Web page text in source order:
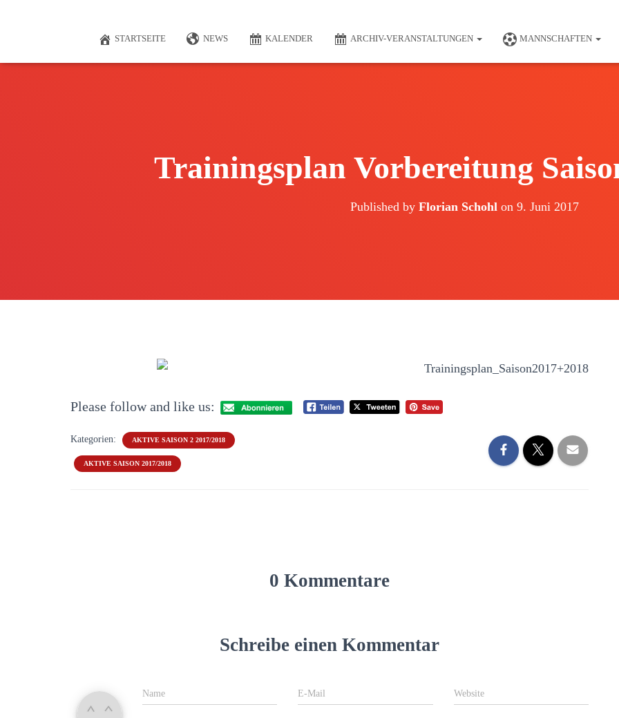
STARTSEITE NEWS KALENDER ARCHIV-VERANSTALTUNGEN MANNSCHAFTEN
Trainingsplan Vorbereitung
Published by Florian Schohlon 9. Juni 2017
Please follow and like us:
Kategorien: AKTIVE SAISON 2 2017/2018
AKTIVE SAISON 2017/2018
0 Kommentare
Schreibe einen Kommentar
Name E-Mail Website